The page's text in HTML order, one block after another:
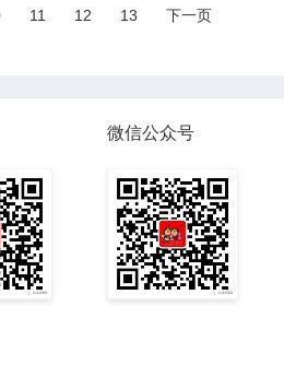
11 12 13 下一页
微信公众号